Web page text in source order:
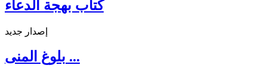
كتاب بهجة الدعاء
إصدار جديد
بلوغ المنى ...